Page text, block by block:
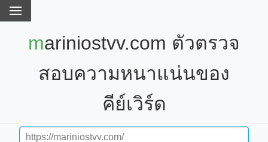
mariniostvv.com ตัวตรวจ
สอบความหนาแน่นของ
คีย์เวิร์ด